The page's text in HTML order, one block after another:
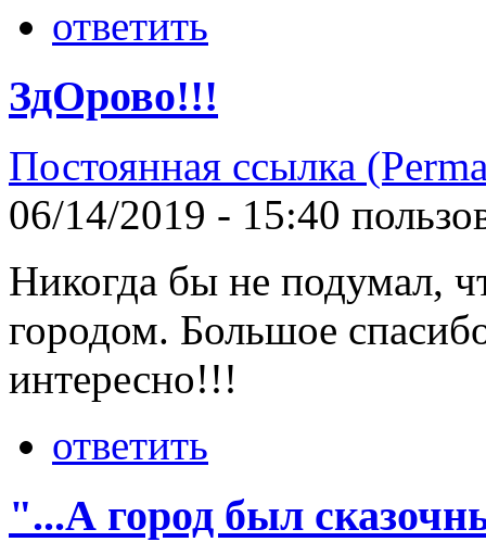
ответить
ЗдОрово!!!
Постоянная ссылка
06/14/2019 - 15:40
Никогда бы не подумал,
городом. Большое
интересно!!!
ответить
"...А город был